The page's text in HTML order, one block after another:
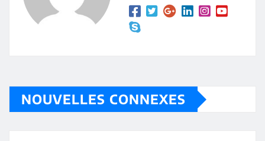
NOUVELLES CONNEXES